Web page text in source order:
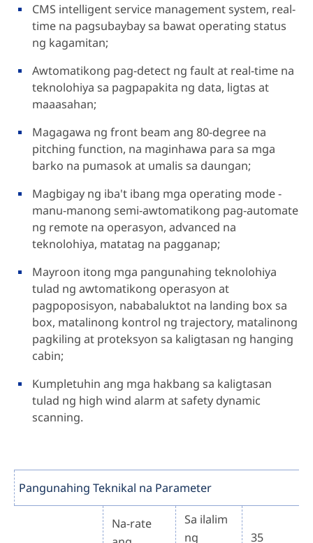
CMS intelligent service management system, real-
time na pagsubaybay sa bawat operating status
ng kagamitan;
Awtomatikong pag-detect ng fault at real-time na
teknolohiya sa pagpapakita ng data, ligtas at
maaasahan;
Magagawa ng front beam ang 80-degree na
pitching function, na maginhawa para sa mga
barko na pumasok at umalis sa daungan;
Magbigay ng iba't ibang mga operating mode -
manu-manong semi-awtomatikong pag-automate
ng remote na operasyon, advanced na
teknolohiya, matatag na pagganap;
Mayroon itong mga pangunahing teknolohiya
tulad ng awtomatikong operasyon at
pagpoposisyon, nababaluktot na landing box sa
box, matalinong kontrol ng trajectory, matalinong
pagkiling at proteksyon sa kaligtasan ng hanging
cabin;
Kumpletuhin ang mga hakbang sa kaligtasan
tulad ng high wind alarm at safety dynamic
scanning.
Pangunahing Teknikal na Parameter
Na-rate
Sa ilalim
ng
35